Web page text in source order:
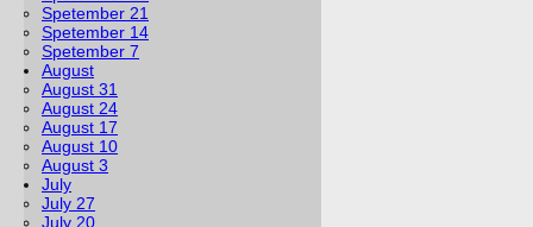
Spetember 21
Spetember 14
Spetember 7
August
August 31
August 24
August 17
August 10
August 3
July
July 27
July 20